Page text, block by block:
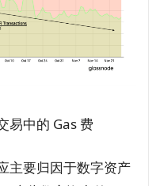
易中的 Gas 费
主要归因于数字资产